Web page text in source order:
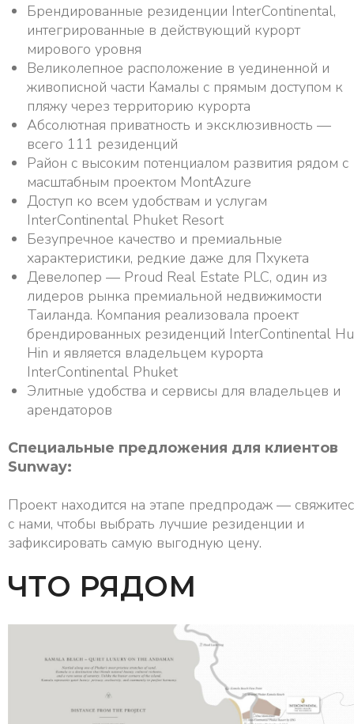
Брендированные резиденции InterContinental,
интегрированные в действующий курорт
мирового уровня
Великолепное расположение в уединенной и
живописной части Камалы с прямым доступом к
пляжу через территорию курорта
Абсолютная приватность и эксклюзивность —
всего 111 резиденций
Район с высоким потенциалом развития рядом с
масштабным проектом MontAzure
Доступ ко всем удобствам и услугам
InterContinental Phuket Resort
Безупречное качество и премиальные
характеристики, редкие даже для Пхукета
Девелопер — Proud Real Estate PLC, один из
лидеров рынка премиальной недвижимости
Таиланда. Компания реализовала проект
брендированных резиденций InterContinental
Hin и является владельцем курорта
InterContinental Phuket
Элитные удобства и сервисы для владельцев и
арендаторов
Специальные предложения для клиентов
Sunway:
Проект находится на этапе предпродаж —
с нами, чтобы выбрать лучшие резиденции и
зафиксировать самую выгодную цену.
ЧТО РЯДОМ